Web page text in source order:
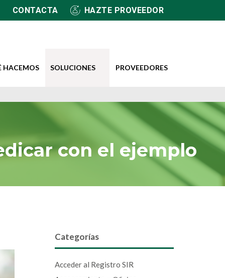
CONTACTA HAZTE PROVEEDOR
HACEMOS SOLUCIONES PROVEEDORES
con el ejemplo
Categorías
Acceder al Registro SIR